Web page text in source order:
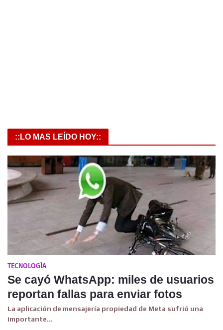
::LO MAS LEÍDO HOY::
TECNOLOGÍA
Se cayó WhatsApp: miles de usuarios
reportan fallas para enviar fotos
La aplicación de mensajería propiedad de Meta sufrió una
importante…